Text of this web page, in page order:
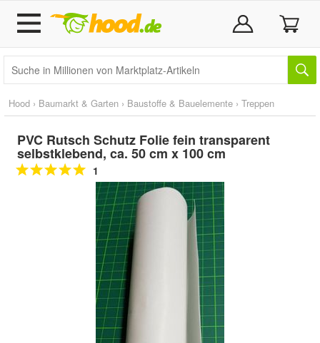
Hood › Baumarkt & Garten › Baustoffe & Bauelemente › Treppen
PVC Rutsch Schutz Folie fein transparent
selbstklebend, ca. 50 cm x 100 cm
1